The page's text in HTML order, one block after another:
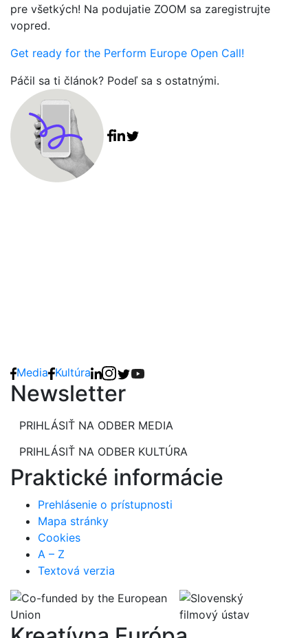
pre všetkých! Na podujatie ZOOM sa zaregistrujte
vopred.
Get ready for the Perform Europe Open Call!
Páčil sa ti článok? Podeľ sa s ostatnými.
Media Kultúra
Newsletter
PRIHLÁSIŤ NA ODBER MEDIA
PRIHLÁSIŤ NA ODBER KULTÚRA
Praktické informácie
Prehlásenie o prístupnosti
Mapa stránky
Cookies
A – Z
Textová verzia